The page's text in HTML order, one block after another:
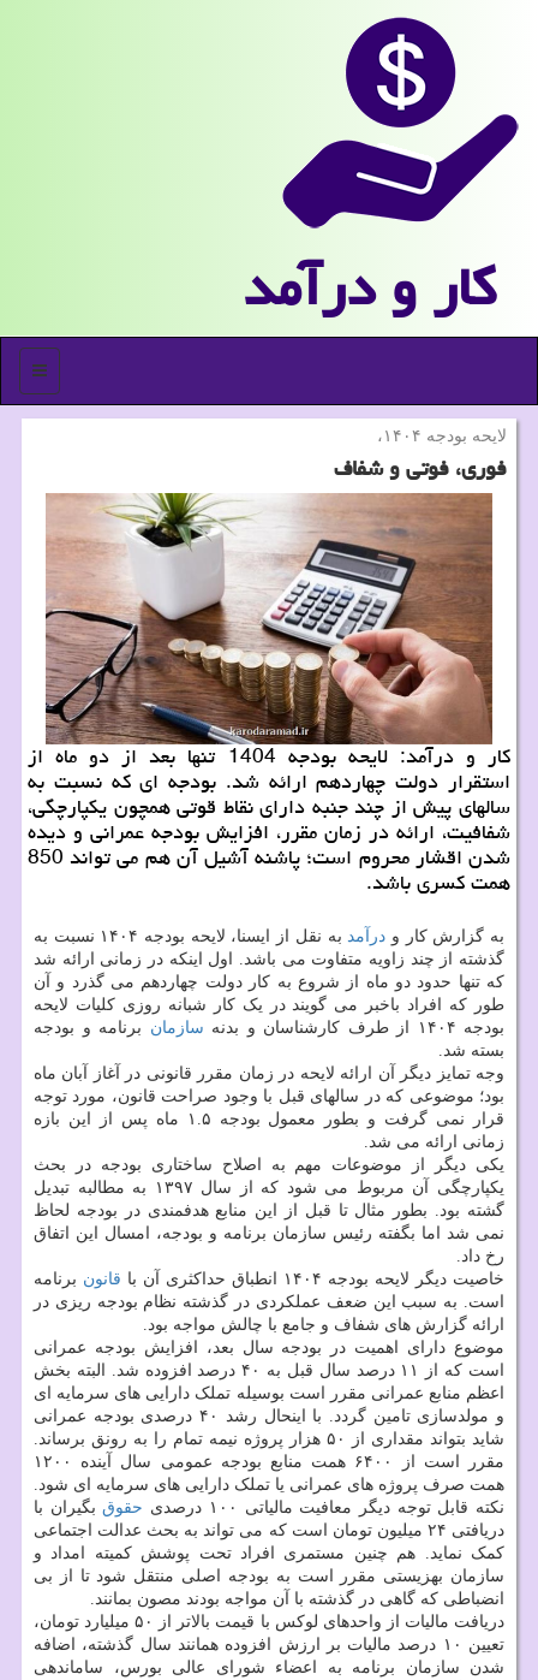
كار و درآمد
منو
لایحه بودجه ۱۴۰۴،
فوری، فوتی و شفاف
کار و درآمد: لایحه بودجه 1404 تنها بعد از دو ماه از
استقرار دولت چهاردهم ارائه شد. بودجه ای که نسبت به
سالهای پیش از چند جنبه دارای نقاط قوتی همچون یکپارچگی،
شفافیت، ارائه در زمان مقرر، افزایش بودجه عمرانی و دیده
شدن اقشار محروم است؛ پاشنه آشیل آن هم می تواند 850
همت کسری باشد.
به گزارش کار و درآمد
به نقل از ایسنا، لایحه بودجه ۱۴۰۴ نسبت به
گذشته از چند زاویه متفاوت می باشد. اول اینکه در زمانی ارائه شد
که تنها حدود دو ماه از شروع به کار دولت چهاردهم می گذرد و آن
طور که افراد باخبر می گویند در یک کار شبانه روزی کلیات لایحه
بودجه ۱۴۰۴ از طرف کارشناسان و بدنه
سازمان برنامه و بودجه
بسته شد.
وجه تمایز دیگر آن ارائه لایحه در زمان مقرر قانونی در آغاز آبان ماه
بود؛ موضوعی که در سالهای قبل با وجود صراحت قانون، مورد توجه
قرار نمی گرفت و بطور معمول بودجه ۱.۵ ماه پس از این بازه
زمانی ارائه می شد.
یکی دیگر از موضوعات مهم به اصلاح ساختاری بودجه در بحث
یکپارچگی آن مربوط می شود که از سال ۱۳۹۷ به مطالبه تبدیل
گشته بود. بطور مثال تا قبل از این منابع هدفمندی در بودجه لحاظ
نمی شد اما بگفته رئیس سازمان برنامه و بودجه، امسال این اتفاق
رخ داد.
خاصیت دیگر لایحه بودجه ۱۴۰۴ انطباق حداکثری آن با
قانون برنامه
است. به سبب این ضعف عملکردی در گذشته نظام بودجه ریزی در
ارائه گزارش های شفاف و جامع با چالش مواجه بود.
موضوع دارای اهمیت در بودجه سال بعد، افزایش بودجه عمرانی
است که از ۱۱ درصد سال قبل به ۴۰ درصد افزوده شد. البته بخش
اعظم منابع عمرانی مقرر است بوسیله تملک دارایی های سرمایه ای
و مولدسازی تامین گردد. با اینحال رشد ۴۰ درصدی بودجه عمرانی
شاید بتواند مقداری از ۵۰ هزار پروژه نیمه تمام را به رونق برساند.
مقرر است از ۶۴۰۰ همت منابع بودجه عمومی سال آینده ۱۲۰۰
همت صرف پروژه های عمرانی یا تملک دارایی های سرمایه ای شود.
نکته قابل توجه دیگر معافیت مالیاتی ۱۰۰ درصدی
حقوقبگیران با
دریافتی ۲۴ میلیون تومان است که می تواند به بحث عدالت اجتماعی
کمک نماید. هم چنین مستمری افراد تحت پوشش کمیته امداد و
سازمان بهزیستی مقرر است به بودجه اصلی منتقل شود تا از بی
انضباطی که گاهی در گذشته با آن مواجه بودند مصون بمانند.
دریافت مالیات از واحدهای لوکس با قیمت بالاتر از ۵۰ میلیارد تومان،
تعیین ۱۰ درصد مالیات بر ارزش افزوده همانند سال گذشته، اضافه
شدن سازمان برنامه به اعضاء شورای عالی بورس، ساماندهی